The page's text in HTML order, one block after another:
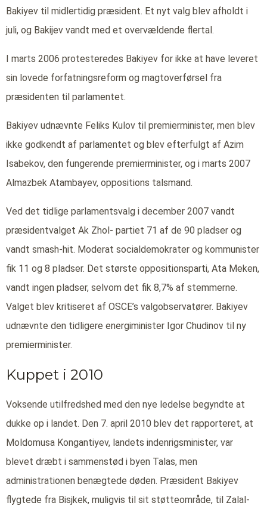
Bakiyev til midlertidig præsident. Et nyt valg blev afholdt i
juli, og Bakijev vandt med et overvældende flertal.
I marts 2006 protesteredes Bakiyev for ikke at have leveret
sin lovede forfatningsreform og magtoverførsel fra
præsidenten til parlamentet.
Bakiyev udnævnte Feliks Kulov til premierminister, men blev
ikke godkendt af parlamentet og blev efterfulgt af Azim
Isabekov, den fungerende premierminister, og i marts 2007
Almazbek Atambayev, oppositions talsmand.
Ved det tidlige parlamentsvalg i december 2007 vandt
præsidentvalget Ak Zhol- partiet 71 af de 90 pladser og
vandt smash-hit. Moderat socialdemokrater og kommunister
fik 11 og 8 pladser. Det største oppositionsparti, Ata Meken,
vandt ingen pladser, selvom det fik 8,7% af stemmerne.
Valget blev kritiseret af OSCE’s valgobservatører. Bakiyev
udnævnte den tidligere energiminister Igor Chudinov til ny
premierminister.
Kuppet i 2010
Voksende utilfredshed med den nye ledelse begyndte at
dukke op i landet. Den 7. april 2010 blev det rapporteret, at
Moldomusa Kongantiyev, landets indenrigsminister, var
blevet dræbt i sammenstød i byen Talas, men
administrationen benægtede døden. Præsident Bakiyev
flygtede fra Bisjkek, muligvis til sit støtteområde, til Zalal-